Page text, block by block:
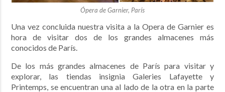
Ópera de Garnier, París
Una vez concluida nuestra visita a la Opera de Garnier es
hora de visitar dos de los grandes almacenes más
conocidos de París.
De los más grandes almacenes de París para visitar y
explorar, las tiendas insignia Galeries Lafayette y
Printemps, se encuentran una al lado de la otra en la parte